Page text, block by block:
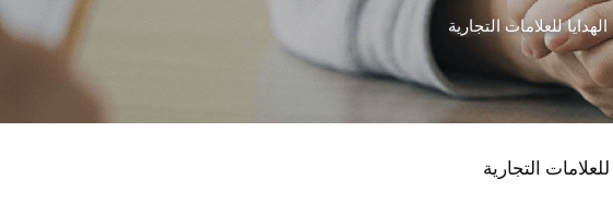
للعلامات التجارية
التجارية